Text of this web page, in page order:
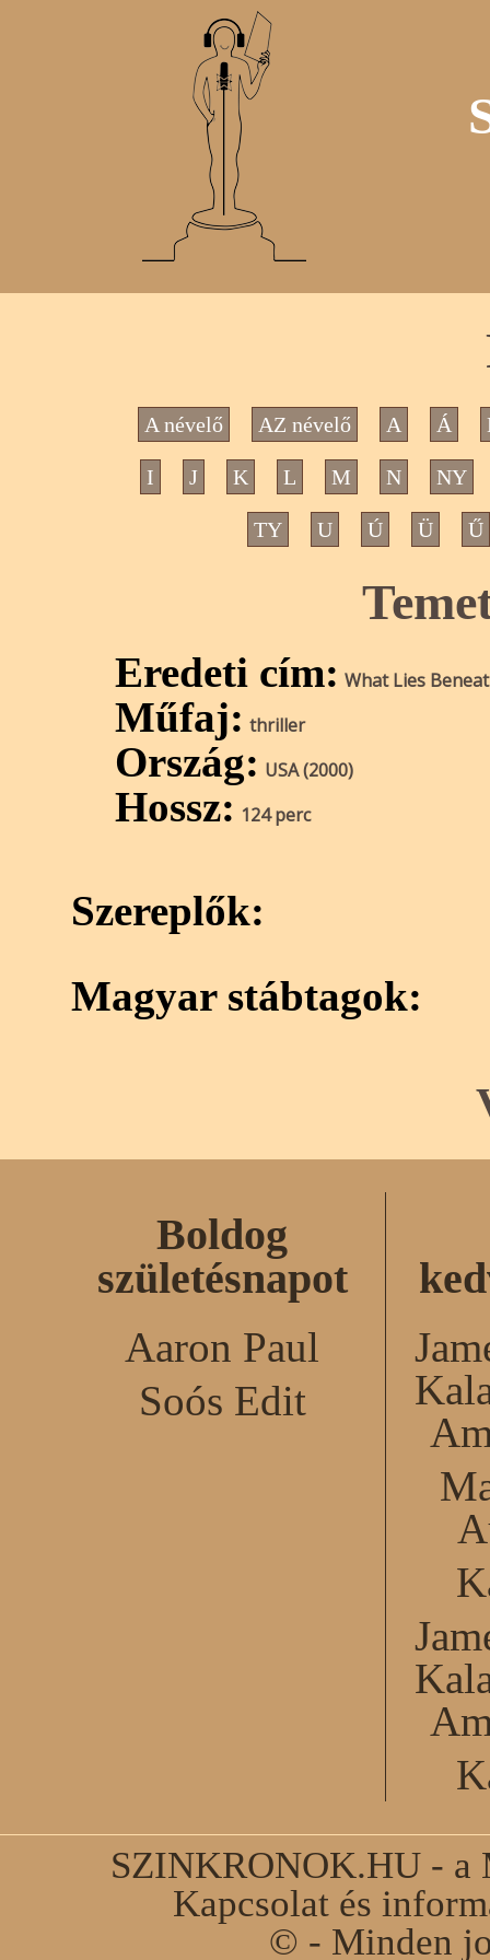
A névelő AZ névelő A Á
I J K L M N NY
TY U Ú Ü Ű
Eredeti cím: What Lies
Műfaj: thriller
Ország: USA (2000)
Hossz: 124 perc
Szereplők:
Magyar stábtagok:
Boldog
születésnapot
Aaron Paul
Soós Edit
SZINKRONOK.HU - a
Kapcsolat és
© - Minden